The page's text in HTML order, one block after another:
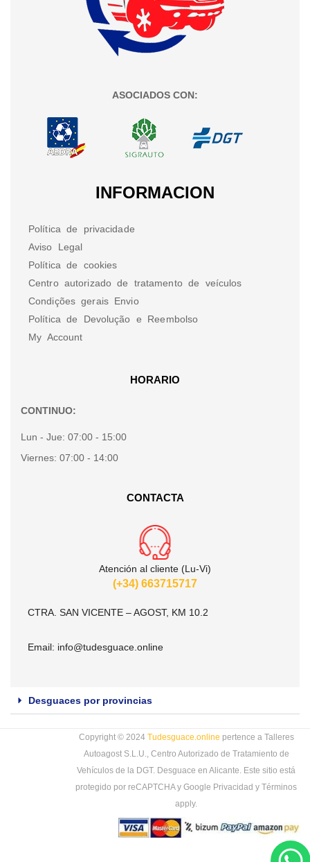
ASOCIADOS CON:
INFORMACION
Política de privacidade
Aviso Legal
Política de cookies
Centro autorizado de tratamento de veículos
Condições gerais Envio
Política de Devolução e Reembolso
My Account
HORARIO
CONTINUO:
Lun - Jue: 07:00 - 15:00
Viernes: 07:00 - 14:00
CONTACTA
Atención al cliente (Lu-Vi)
(+34) 663715717
CTRA. SAN VICENTE – AGOST, KM 10.2
Email: info@tudesguace.online
Desguaces por provincias
Copyright © 2024 Tudesguace.online pertence a Talleres
Autoagost S.L.U., Centro Autorizado de Tratamiento de
Vehículos de la DGT. Desguace en Alicante. Este sitio está
protegido por reCAPTCHA y Google Privacidad y Términos
apply.